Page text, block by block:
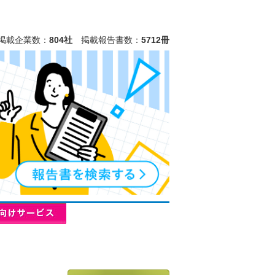
載企業数： 804社 掲載報告書数： 5712冊